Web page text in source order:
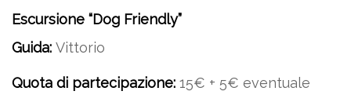
Escursione “Dog Friendly”
Guida: Vittorio
Quota di partecipazione: 15€ + 5€ eventuale